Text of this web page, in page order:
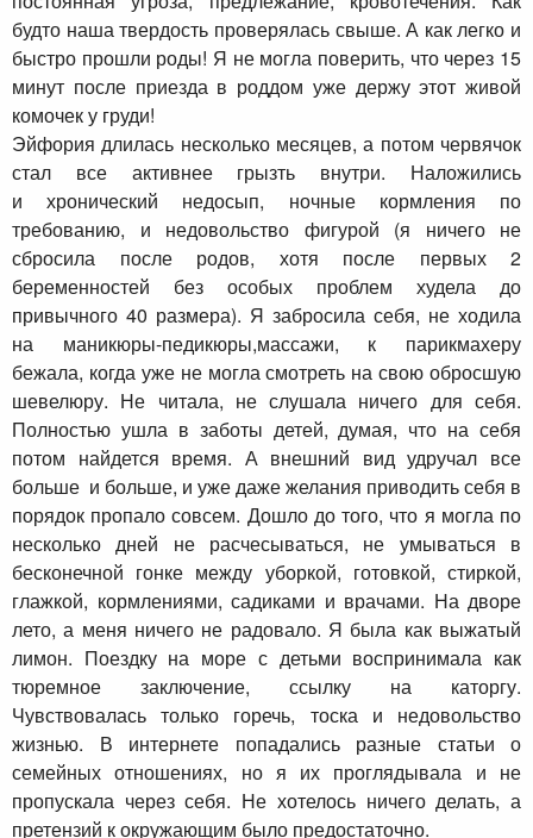
будто наша твердость проверялась свыше. А как легко и
быстро прошли роды! Я не могла поверить, что через 15
минут после приезда в роддом уже держу этот живой
комочек у груди!
Эйфория длилась несколько месяцев, а потом червячок
стал все активнее грызть внутри. Наложились
и хронический недосып, ночные кормления по
требованию, и недовольство фигурой (я ничего не
сбросила после родов, хотя после первых 2
беременностей без особых проблем худела до
привычного 40 размера). Я забросила себя, не ходила
на маникюры-педикюры,массажи, к парикмахеру
бежала, когда уже не могла смотреть на свою обросшую
шевелюру. Не читала, не слушала ничего для себя.
Полностью ушла в заботы детей, думая, что на себя
потом найдется время. А внешний вид удручал все
больше и больше, и уже даже желания приводить себя в
порядок пропало совсем. Дошло до того, что я могла по
несколько дней не расчесываться, не умываться в
бесконечной гонке между уборкой, готовкой, стиркой,
глажкой, кормлениями, садиками и врачами. На дворе
лето, а меня ничего не радовало. Я была как выжатый
лимон. Поездку на море с детьми воспринимала как
тюремное заключение, ссылку на каторгу.
Чувствовалась только горечь, тоска и недовольство
жизнью. В интернете попадались разные статьи о
семейных отношениях, но я их проглядывала и не
пропускала через себя. Не хотелось ничего делать, а
претензий к окружающим было предостаточно.